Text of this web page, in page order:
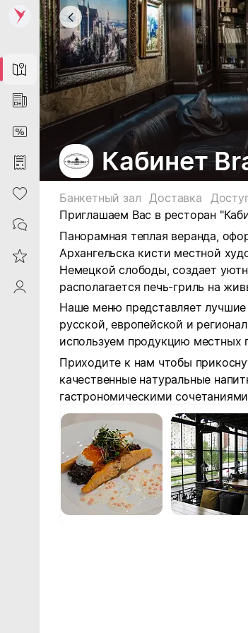
Map
News
DiscountCard
Purchases
Heart
Contacts
Reviews
ProfileSaby
Кабинет
Банкетный зал Доставка
Приглашаем Вас в ресторан
Панорамная теплая веранда,
Архангельска кисти местной
Немецкой слободы, создает
располагается печь-гриль на
Наше меню представляет
русской, европейской и
используем продукцию местных
Приходите к нам чтобы
качественные натуральные
гастрономическими